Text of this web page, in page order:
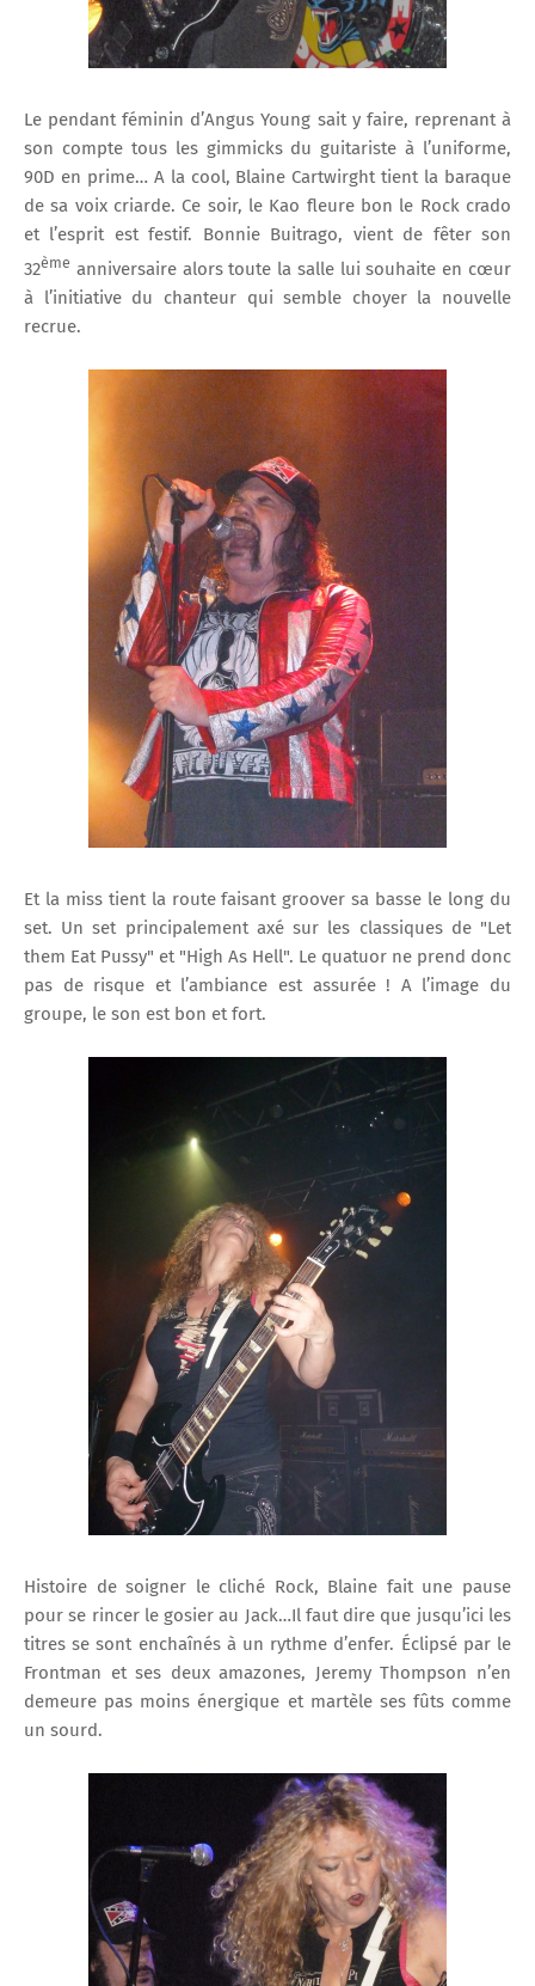
Le pendant féminin d’Angus Young sait y faire, reprenant à
son compte tous les gimmicks du guitariste à l’uniforme,
90D en prime… A la cool, Blaine Cartwirght tient la baraque
de sa voix criarde. Ce soir, le Kao fleure bon le Rock crado
et l’esprit est festif. Bonnie Buitrago, vient de fêter son
32ème anniversaire alors toute la salle lui souhaite en cœur
à l’initiative du chanteur qui semble choyer la nouvelle
recrue.
Et la miss tient la route faisant groover sa basse le long du
set. Un set principalement axé sur les classiques de "Let
them Eat Pussy" et "High As Hell". Le quatuor ne prend donc
pas de risque et l’ambiance est assurée ! A l’image du
groupe, le son est bon et fort.
Histoire de soigner le cliché Rock, Blaine fait une pause
pour se rincer le gosier au Jack…Il faut dire que jusqu’ici les
titres se sont enchaînés à un rythme d’enfer. Éclipsé par le
Frontman et ses deux amazones, Jeremy Thompson n’en
demeure pas moins énergique et martèle ses fûts comme
un sourd.